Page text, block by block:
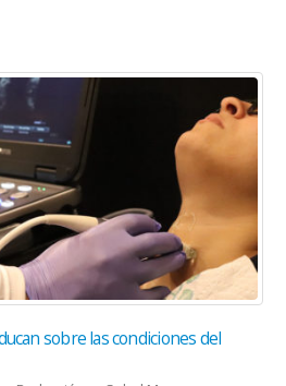
inicio de campaña para la prevención
los hijos, las caricias de los padres, el
una mascota, las carcajadas compartidas